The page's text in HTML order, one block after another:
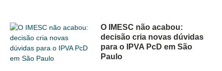
O IMESC não acabou:
decisão cria novas dúvidas
para o IPVA PcD em São
Paulo